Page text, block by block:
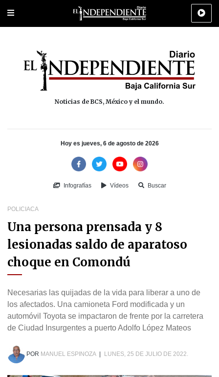
Portada Los Cabos Policiaca Deportes Cultura
Noticias de BCS, México y el mundo.
Hoy es jueves, 6 de agosto de 2026
Infografías Vídeos Buscar
POLICIACA
Una persona prensada y 8
lesionadas saldo de aparatoso
choque en Comondú
Necesarias las quijadas de la vida para liberar a uno de
los afectados. Una camioneta Ford modificada y un
automóvil Toyota se impactaron de frente por la carretera
de Ciudad Insurgentes a puerto Adolfo López Mateos
POR MANUEL ESPINOZA LUNES, 25 DE JULIO DE 2022.